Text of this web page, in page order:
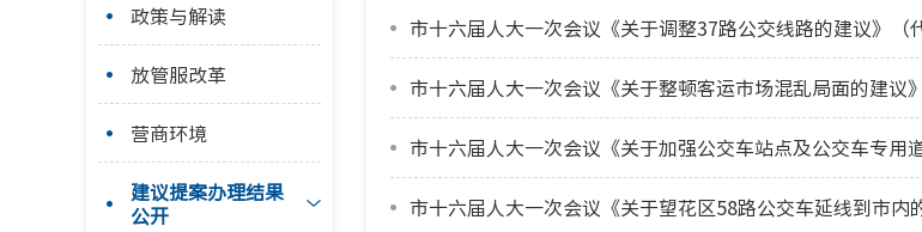
政策与解读
放管服改革
营商环境
建议提案办理结果
公开
市十六届人大一次会议《关于调整37路公交线路的建议》（
市十六届人大一次会议《关于整顿客运市场混乱局面的建议
市十六届人大一次会议《关于加强公交车站点及公交车专
市十六届人大一次会议《关于望花区58路公交车延线到市